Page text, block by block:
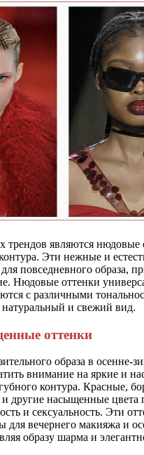
являются нюдовые
Эти нежные и
повседневного образа,
Нюдовые оттенки
с различными
натуральный и свежий вид.
оттенки
образа в осенне-
внимание на яркие и
контура. Красные,
другие насыщенные цвета
и сексуальность. Эти
для вечернего макияжа и
образу шарма и